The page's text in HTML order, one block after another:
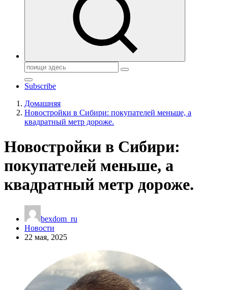
Поиск:
Subscribe
Домашняя
Новостройки в Сибири: покупателей меньше, а
квадратный метр дороже.
Новостройки в Сибири:
покупателей меньше, а
квадратный метр дороже.
bexdom_ru
Новости
22 мая, 2025